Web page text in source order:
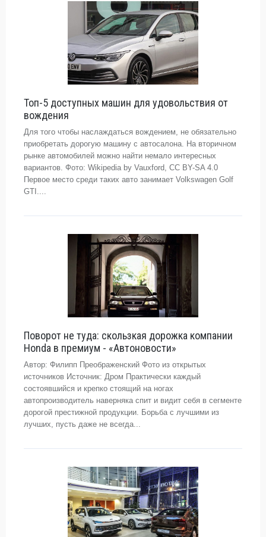
Топ-5 доступных машин для удовольствия от
вождения
Для того чтобы наслаждаться вождением, не обязательно
приобретать дорогую машину с автосалона. На вторичном
рынке автомобилей можно найти немало интересных
вариантов. Фото: Wikipedia by Vauxford, CC BY-SA 4.0
Первое место среди таких авто занимает Volkswagen Golf
GTI....
Поворот не туда: скользкая дорожка компании
Honda в премиум - «Автоновости»
Автор: Филипп Преображенский Фото из открытых
источников Источник: Дром Практически каждый
состоявшийся и крепко стоящий на ногах
автопроизводитель наверняка спит и видит себя в сегменте
дорогой престижной продукции. Борьба с лучшими из
лучших, пусть даже не всегда...